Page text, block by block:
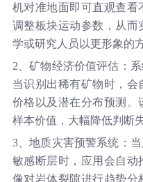
机对准地面即可直观查看
调整板块运动参数，从而
学或研究人员以更形象的
2、矿物经济价值评估：
当识别出稀有矿物时，
价格以及潜在分布预测
样本价值，大幅降低判断
3、地质灾害预警系统：
敏感断层时，应用会自动
像对岩体裂隙进行趋势分